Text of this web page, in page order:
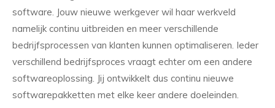
software. Jouw nieuwe werkgever wil haar werkveld
namelijk continu uitbreiden en meer verschillende
bedrijfsprocessen van klanten kunnen optimaliseren. Ieder
verschillend bedrijfsproces vraagt echter om een andere
softwareoplossing. Jij ontwikkelt dus continu nieuwe
softwarepakketten met elke keer andere doeleinden.